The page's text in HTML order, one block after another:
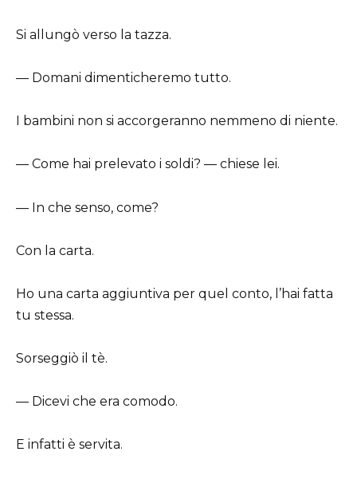
Si allungò verso la tazza.
— Domani dimenticheremo tutto.
I bambini non si accorgeranno nemmeno di niente.
— Come hai prelevato i soldi? — chiese lei.
— In che senso, come?
Con la carta.
Ho una carta aggiuntiva per quel conto, l’hai fatta
tu stessa.
Sorseggiò il tè.
— Dicevi che era comodo.
E infatti è servita.